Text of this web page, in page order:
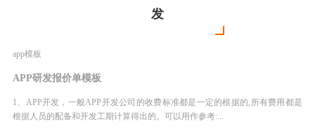
发
app模板
APP研发报价单模板
1、APP开发，一般APP开发公司的收费标准都是一定的根据的,所有费用都是
根据人员的配备和开发工期计算得出的。可以用作参考:...